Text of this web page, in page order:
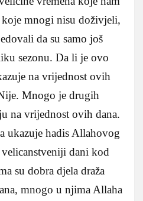
mnogi nisu doživjeli,
da su samo još
sezonu. Da li je ovo
na vrijednost ovih
Mnogo je drugih
na vrijednost ovih dana.
ukazuje hadis Allahovog
dani kod
su dobra djela draža
mnogo u njima Allaha